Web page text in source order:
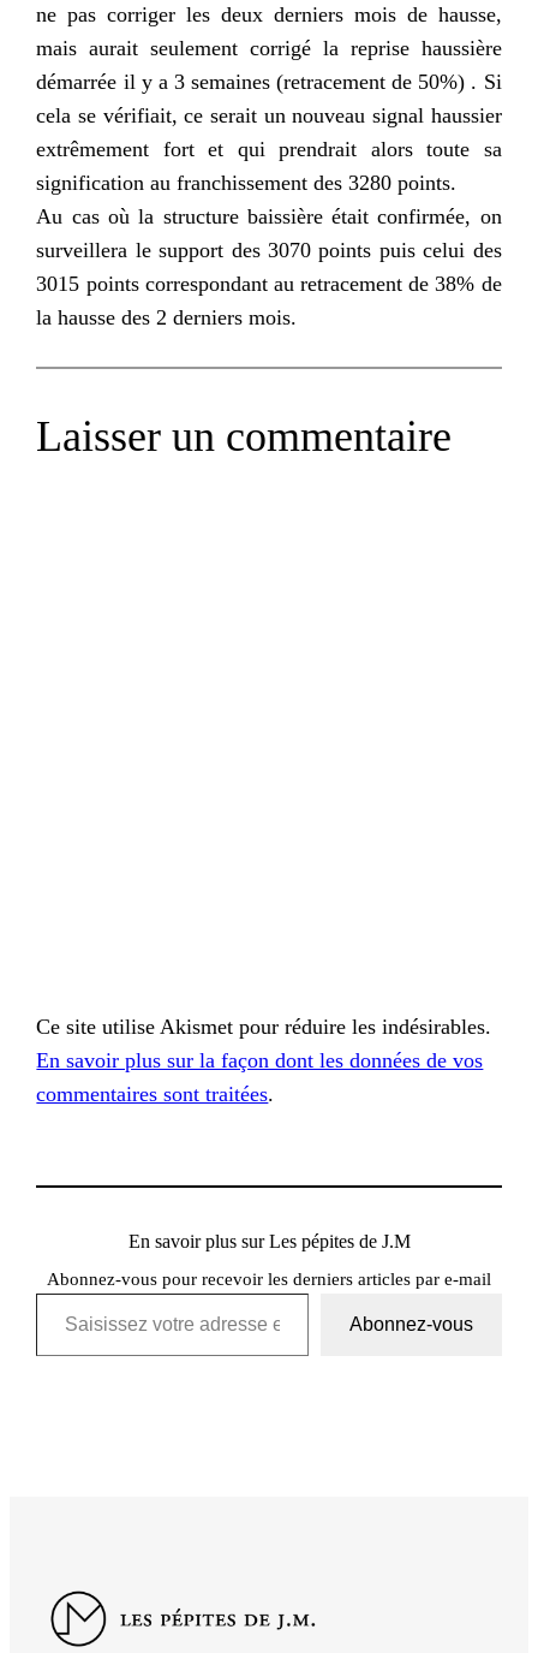
ne pas corriger les deux derniers mois de hausse,
mais aurait seulement corrigé la reprise haussière
démarrée il y a 3 semaines (retracement de 50%) . Si
cela se vérifiait, ce serait un nouveau signal haussier
extrêmement fort et qui prendrait alors toute sa
signification au franchissement des 3280 points.
Au cas où la structure baissière était confirmée, on
surveillera le support des 3070 points puis celui des
3015 points correspondant au retracement de 38% de
la hausse des 2 derniers mois.
Laisser un commentaire
Ce site utilise Akismet pour réduire les indésirables.
En savoir plus sur la façon dont les données de vos
commentaires sont traitées.
En savoir plus sur Les pépites de J.M
Abonnez-vous pour recevoir les derniers articles par e-mail
Saisissez votre adresse e-mail…
Abonnez-vous